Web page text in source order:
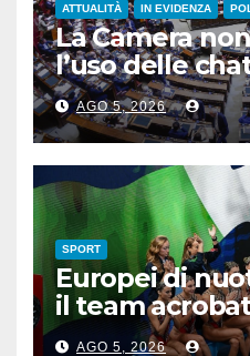
ATTUALITÀ IN EVIDENZA
La Camera
l’uso delle
voto a
AGO 5, 2026
SPORT
Europei di
il team
dell’Italia
AGO 5, 2026